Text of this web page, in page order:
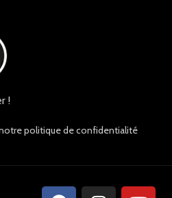
!
politique de confidentialité